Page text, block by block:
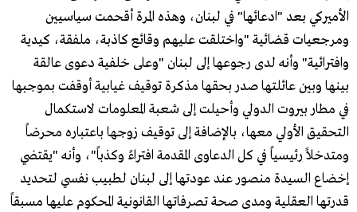
الأميركي بعد "ادعائها" في لبنان، وهذه المرة أقحمت سياسيين
ومرجعيات قضائية "واختلقت عليهم وقائع كاذبة، ملفقة، كيدية
وافترائية" وأنه لدى رجوعها إلى لبنان "وعلى خلفية دعوى عالقة
بينها وبين عائلتها صدر بحقها مذكرة توقيف غيابية أوقفت بموجبها
في مطار بيروت الدولي وأحيلت إلى شعبة المعلومات لاستكمال
التحقيق الأولي معها، بالإضافة إلى توقيف زوجها باعتباره محرضاً
ومتدخلاً رئيسياً في كل الدعاوى المقدمة افتراءً وكذباً"، وأنه "يقتضي
إخضاع السيدة منصور عند عودتها إلى لبنان لطبيب نفسي لتحديد
قدرتها العقلية ومدى صحة تصرفاتها القانونية المحكوم عليها مسبقاً